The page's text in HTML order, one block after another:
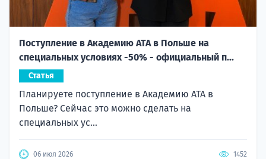
Поступление в Академию ATA в Польше на
специальных условиях -50% - официальный п...
Статья
Планируете поступление в Академию ATA в
Польше? Сейчас это можно сделать на
специальных ус...
06 июл 2026 1452